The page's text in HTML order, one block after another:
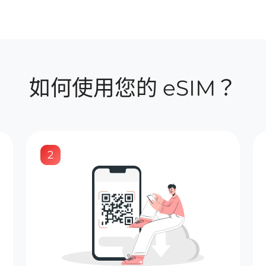
如何使用您的 eSIM？
2